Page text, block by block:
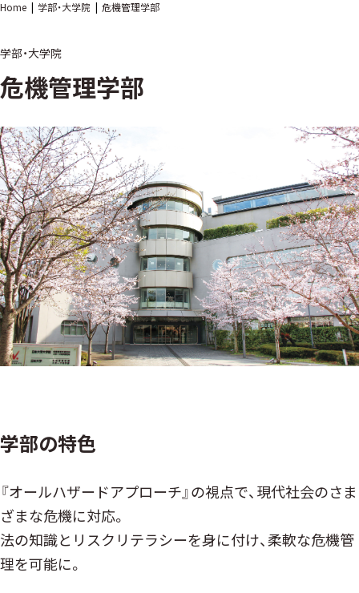
Home 学部・大学院 危機管理学部
学部・大学院
危機管理学部
学部の特⾊
『オールハザードアプローチ』の視点で、現代社会のさま
ざまな危機に対応。
法の知識とリスクリテラシーを身に付け、柔軟な危機管
理を可能に。